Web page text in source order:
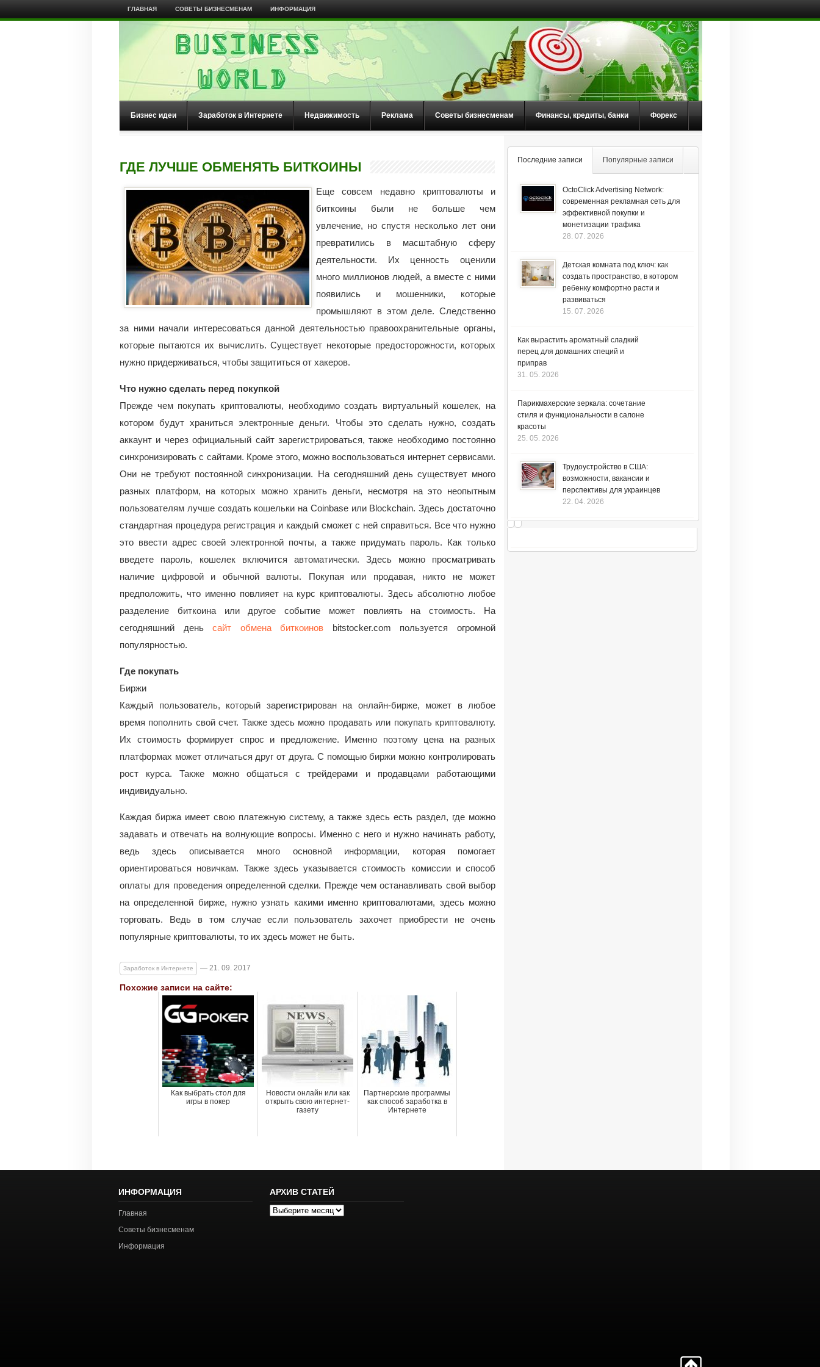
ГЛАВНАЯ СОВЕТЫ БИЗНЕСМЕНАМ ИНФОРМАЦИЯ
Бизнес идеи Заработок в Интернете Недвижимость Реклама Советы бизнесменам Финансы, кредиты, банки Форекс
ГДЕ ЛУЧШЕ ОБМЕНЯТЬ БИТКОИНЫ
Еще совсем недавно криптовалюты и
биткоины были не больше чем
увлечение, но спустя несколько лет они
превратились в масштабную сферу
деятельности. Их ценность оценили
много миллионов людей, а вместе с ними
появились и мошенники, которые
промышляют в этом деле. Следственно
за ними начали интересоваться данной деятельностью правоохранительные органы,
которые пытаются их вычислить. Существует некоторые предосторожности, которых
нужно придерживаться, чтобы защититься от хакеров.
Что нужно сделать перед покупкой
Прежде чем покупать криптовалюты, необходимо создать виртуальный кошелек, на
котором будут храниться электронные деньги. Чтобы это сделать нужно, создать
аккаунт и через официальный сайт зарегистрироваться, также необходимо постоянно
синхронизировать с сайтами. Кроме этого, можно воспользоваться интернет сервисами.
Они не требуют постоянной синхронизации. На сегодняшний день существует много
разных платформ, на которых можно хранить деньги, несмотря на это неопытным
пользователям лучше создать кошельки на Coinbase или Blockchain. Здесь достаточно
стандартная процедура регистрация и каждый сможет с ней справиться. Все что нужно
это ввести адрес своей электронной почты, а также придумать пароль. Как только
введете пароль, кошелек включится автоматически. Здесь можно просматривать
наличие цифровой и обычной валюты. Покупая или продавая, никто не может
предположить, что именно повлияет на курс криптовалюты. Здесь абсолютно любое
разделение биткоина или другое событие может повлиять на стоимость. На
сегодняшний деньсайт обмена биткоинов bitstocker.com пользуется огромной
популярностью.
Где покупать
Биржи
Каждый пользователь, который зарегистрирован на онлайн-бирже, может в любое
время пополнить свой счет. Также здесь можно продавать или покупать криптовалюту.
Их стоимость формирует спрос и предложение. Именно поэтому цена на разных
платформах может отличаться друг от друга. С помощью биржи можно контролировать
рост курса. Также можно общаться с трейдерами и продавцами работающими
индивидуально.
Каждая биржа имеет свою платежную систему, а также здесь есть раздел, где можно
задавать и отвечать на волнующие вопросы. Именно с него и нужно начинать работу,
ведь здесь описывается много основной информации, которая помогает
ориентироваться новичкам. Также здесь указывается стоимость комиссии и способ
оплаты для проведения определенной сделки. Прежде чем останавливать свой выбор
на определенной бирже, нужно узнать какими именно криптовалютами, здесь можно
торговать. Ведь в том случае если пользователь захочет приобрести не очень
популярные криптовалюты, то их здесь может не быть.
Заработок в Интернете — 21. 09. 2017
Похожие записи на сайте:
Как выбрать стол для
игры в покер
Новости онлайн или как
открыть свою интернет-
газету
Партнерские программы
как способ заработка в
Интернете
Последние записи Популярные записи
OctoClick Advertising Network:
современная рекламная сеть для
эффективной покупки и
монетизации трафика
28. 07. 2026
Детская комната под ключ: как
создать пространство, в котором
ребенку комфортно расти и
развиваться
15. 07. 2026
Как вырастить ароматный сладкий
перец для домашних специй и
приправ
31. 05. 2026
Парикмахерские зеркала: сочетание
стиля и функциональности в салоне
красоты
25. 05. 2026
Трудоустройство в США:
возможности, вакансии и
перспективы для украинцев
22. 04. 2026
ИНФОРМАЦИЯ
Главная
Советы бизнесменам
Информация
АРХИВ СТАТЕЙ
Архив